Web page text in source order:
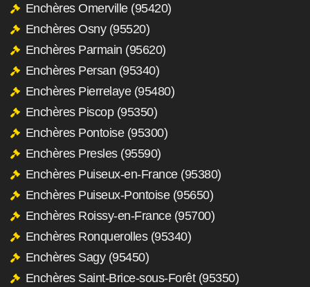
Enchères Omerville (95420)
Enchères Osny (95520)
Enchères Parmain (95620)
Enchères Persan (95340)
Enchères Pierrelaye (95480)
Enchères Piscop (95350)
Enchères Pontoise (95300)
Enchères Presles (95590)
Enchères Puiseux-en-France (95380)
Enchères Puiseux-Pontoise (95650)
Enchères Roissy-en-France (95700)
Enchères Ronquerolles (95340)
Enchères Sagy (95450)
Enchères Saint-Brice-sous-Forêt (95350)